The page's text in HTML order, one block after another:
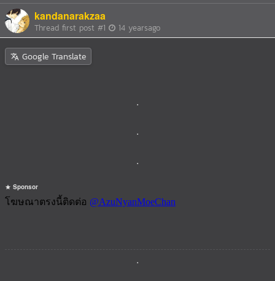
kandanarakzaa
Thread first post #1 14 yearsago
Google Translate
.
.
.
Sponsor
.